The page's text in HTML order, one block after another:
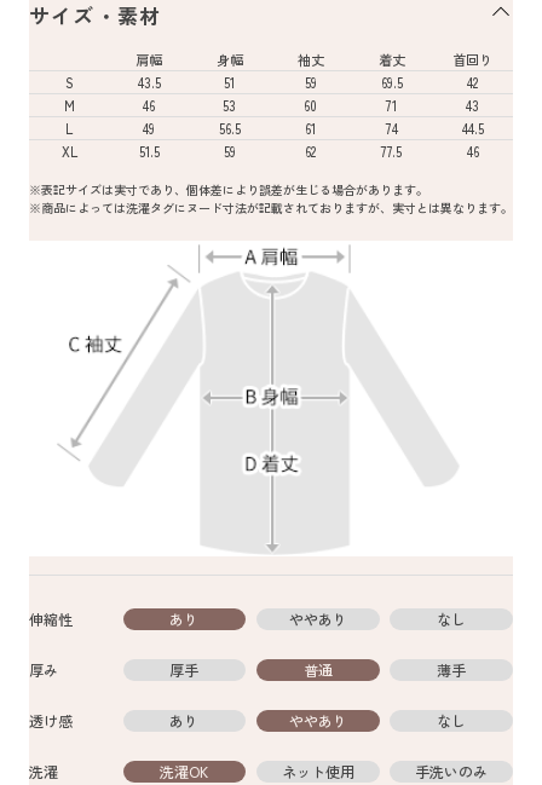
サイズ・素材
肩幅 身幅 袖丈 着丈
首回り
S
43.5 51 59 69.5
42
M
46 53 60 71
43
L
49 56.5 61 74
44.5
XL
51.5 59 62 77.5 46
※表記サイズは実寸であり、個体差により誤差が生じる場合があります。
※商品によっては洗濯タグにヌード寸法が記載されておりますが、実寸とは異なります。
伸縮性 あり ややあり なし
厚み 厚手 普通 薄手
透け感 あり ややあり なし
洗濯 洗濯OK ネット使用 手洗いのみ